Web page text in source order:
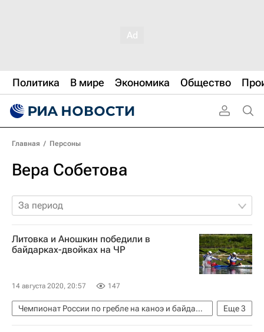
Политика В мире Экономика Общество
Главная / Персоны
Вера Собетова
За период
Литовка и Аношкин победили в
байдарках-двойках на ЧР
14 августа 2020, 20:57 147
Еще3
Чемпионат России по гребле на каноэ и байдарках
Роман Аношкин
Владислав Литовка